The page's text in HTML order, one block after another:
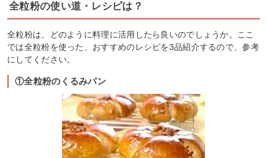
全粒粉の使い道・レシピは？
全粒粉は、どのように料理に活用したら良いのでしょうか。ここ
では全粒粉を使った、おすすめのレシピを3品紹介するので、参考
にしてください。
①全粒粉のくるみパン